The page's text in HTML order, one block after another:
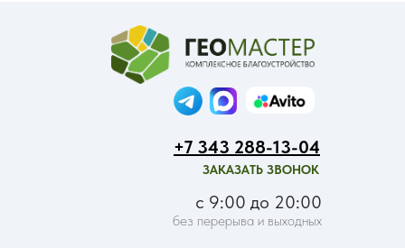
+7 343 288-13-04
с 9:00 до 20:00
без перерыва и выходных
ЗАКАЗАТЬ ЗВОНОК